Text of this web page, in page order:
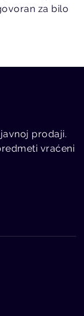
za bilo
prodaji.
vraćeni